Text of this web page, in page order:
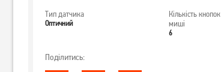
Тип датчика
Оптичний
Кількість кнопок
миші
6
Поділитись: